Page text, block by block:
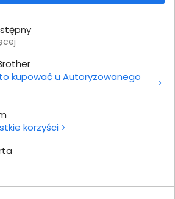
korzyści
kupować u Autoryzowanego